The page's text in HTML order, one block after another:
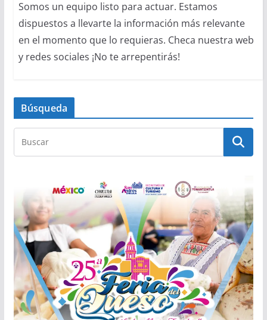
Somos un equipo listo para actuar. Estamos
dispuestos a llevarte la información más relevante
en el momento que lo requieras. Checa nuestra web
y redes sociales ¡No te arrepentirás!
Búsqueda